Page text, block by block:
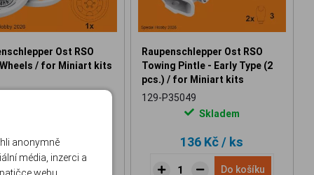
Ost RSO
/ for Miniart kits
284 Kč/ ks
Do košíku
Raupenschlepper Ost RSO
Towing Pintle - Early Type (2
pcs.) / for Miniart kits
129-P35049
Skladem
136 Kč/ ks
Do košíku
anonymně
média, inzerci a